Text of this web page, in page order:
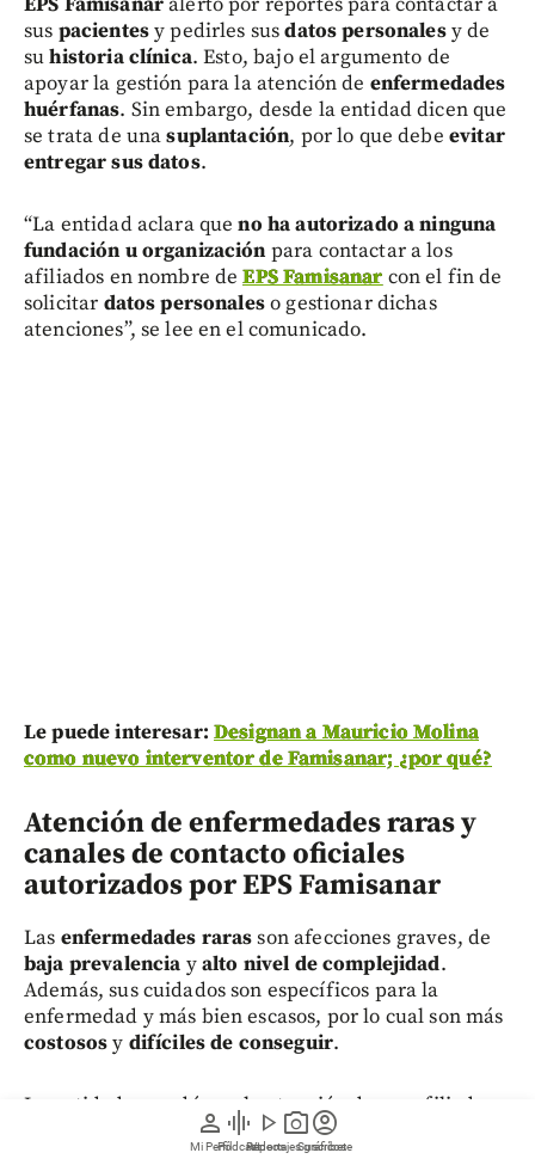
person
Mi Perfil
graphic_eq
Pódcast
play_arrow
Videos
photo_camera
Reportajes gráficos
account_circle
Suscríbete
sus pacientesy pedirles susdatos personalesy de
suhistoria clínica. Esto, bajo el argumento de
apoyar la gestión para la atención de enfermedades
huérfanas. Sin embargo, desde la entidad dicen que
se trata de unasuplantación, por lo que debe evitar
entregar sus datos.
“La entidad aclara queno ha autorizado a ninguna
fundación u organización para contactar a los
afiliados en nombre deEPS Famisanar con el fin de
solicitar datos personaleso gestionar dichas
atenciones”, se lee en el comunicado.
Le puede interesar: Designan a Mauricio Molina
como nuevo interventor de Famisanar; ¿por qué?
Atención de enfermedades raras y
canales de contacto oficiales
autorizados por EPS Famisanar
Las enfermedades rarasson afecciones graves, de
baja prevalencia yalto nivel de complejidad.
Además, sus cuidados son específicos para la
enfermedad y más bien escasos, por lo cual son más
costososy difíciles de conseguir.
La entidad recordó que la atención de sus afiliados
con ese diagnósticose coordina exclusivamente a